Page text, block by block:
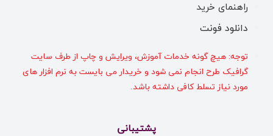
راهنمای خرید
دانلود فونت
توجه: هیچ گونه خدمات آموزش، ویرایش و چاپ از طرف سایت
گرافیک طرح انجام نمی شود و خریدار می بایست به نرم افزار های
مورد نیاز تسلط کافی داشته باشد.
پشتیبانی